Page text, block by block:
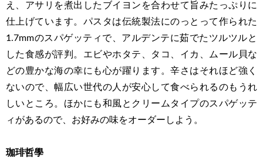
え、アサリを煮出したブイヨンを合わせて旨みたっぷりに
仕上げています。パスタは伝統製法にのっとって作られた
1.7mmのスパゲッティで、アルデンテに茹でたツルツルと
した食感が評判。エビやホタテ、タコ、イカ、ムール貝な
どの豊かな海の幸にも心が躍ります。辛さはそれほど強く
ないので、幅広い世代の人が安心して食べられるのもうれ
しいところ。ほかにも和風とクリームタイプのスパゲッテ
ィがあるので、お好みの味をオーダーしよう。
珈琲哲學